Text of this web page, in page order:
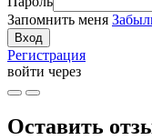
Запомнить меня
Регистрация
войти через
Оставить